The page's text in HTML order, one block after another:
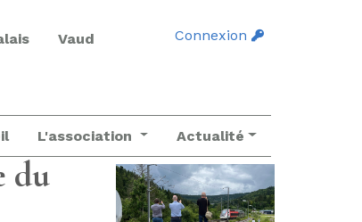
Vaud Connexion
L'association Actualité
du